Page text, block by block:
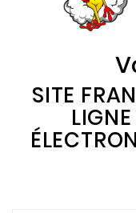
SITE